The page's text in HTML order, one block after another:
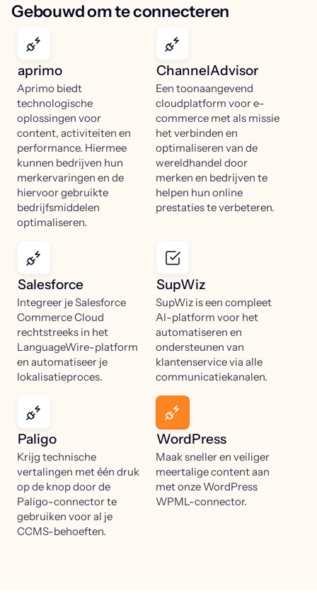
Gebouwd om te connecteren
aprimo
Aprimo biedt
technologische
oplossingen voor
content, activiteiten en
performance. Hiermee
kunnen bedrijven hun
merkervaringen en de
hiervoor gebruikte
bedrijfsmiddelen
optimaliseren.
ChannelAdvisor
Een toonaangevend
cloudplatform voor e-
commerce met als missie
het verbinden en
optimaliseren van de
wereldhandel door
merken en bedrijven te
helpen hun online
prestaties te verbeteren.
Salesforce
Integreer je Salesforce
Commerce Cloud
rechtstreeks in het
LanguageWire-platform
en automatiseer je
lokalisatieproces.
SupWiz
SupWiz is een compleet
AI-platform voor het
automatiseren en
ondersteunen van
klantenservice via alle
communicatiekanalen.
Paligo
Krijg technische
vertalingen met één druk
op de knop door de
Paligo-connector te
gebruiken voor al je
CCMS-behoeften.
WordPress
Maak sneller en veiliger
meertalige content aan
met onze WordPress
WPML-connector.